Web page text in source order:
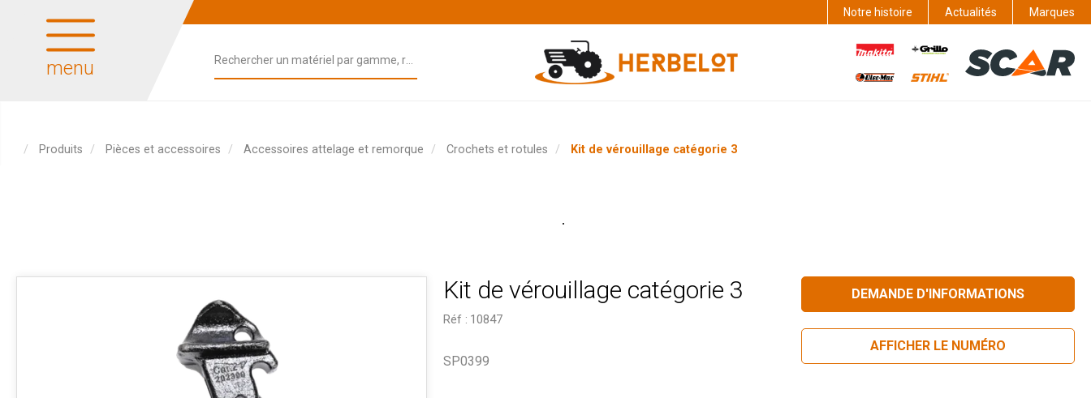
menu
Notre histoire Actualités Marques
Produits Pièces et accessoires Accessoires attelage et remorque Crochets et rotules Kit de vérouillage catégorie 3
Kit de vérouillage catégorie 3
Réf : 10847
SP0399
DEMANDE D'INFORMATIONS
AFFICHER LE NUMÉRO